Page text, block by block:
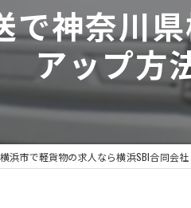
で神奈川
アップ方
浜市で軽貨物の求人なら横浜SBI合同会社